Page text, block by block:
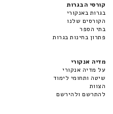
קורסי הבגרות
בגרות באנקורי
הקורסים שלנו
בתי הספר
פתרון בחינות בגרות
מדיה אנקורי
על מדיה אנקורי
שיטה ותחומי לימוד
הצוות
להתרשם ולהירשם